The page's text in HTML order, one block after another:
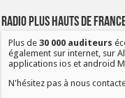
Radio Plus Hauts de
Plus de30 000 auditeurs
également sur internet, sur
applications ios et android
N'hésitez pas à nous